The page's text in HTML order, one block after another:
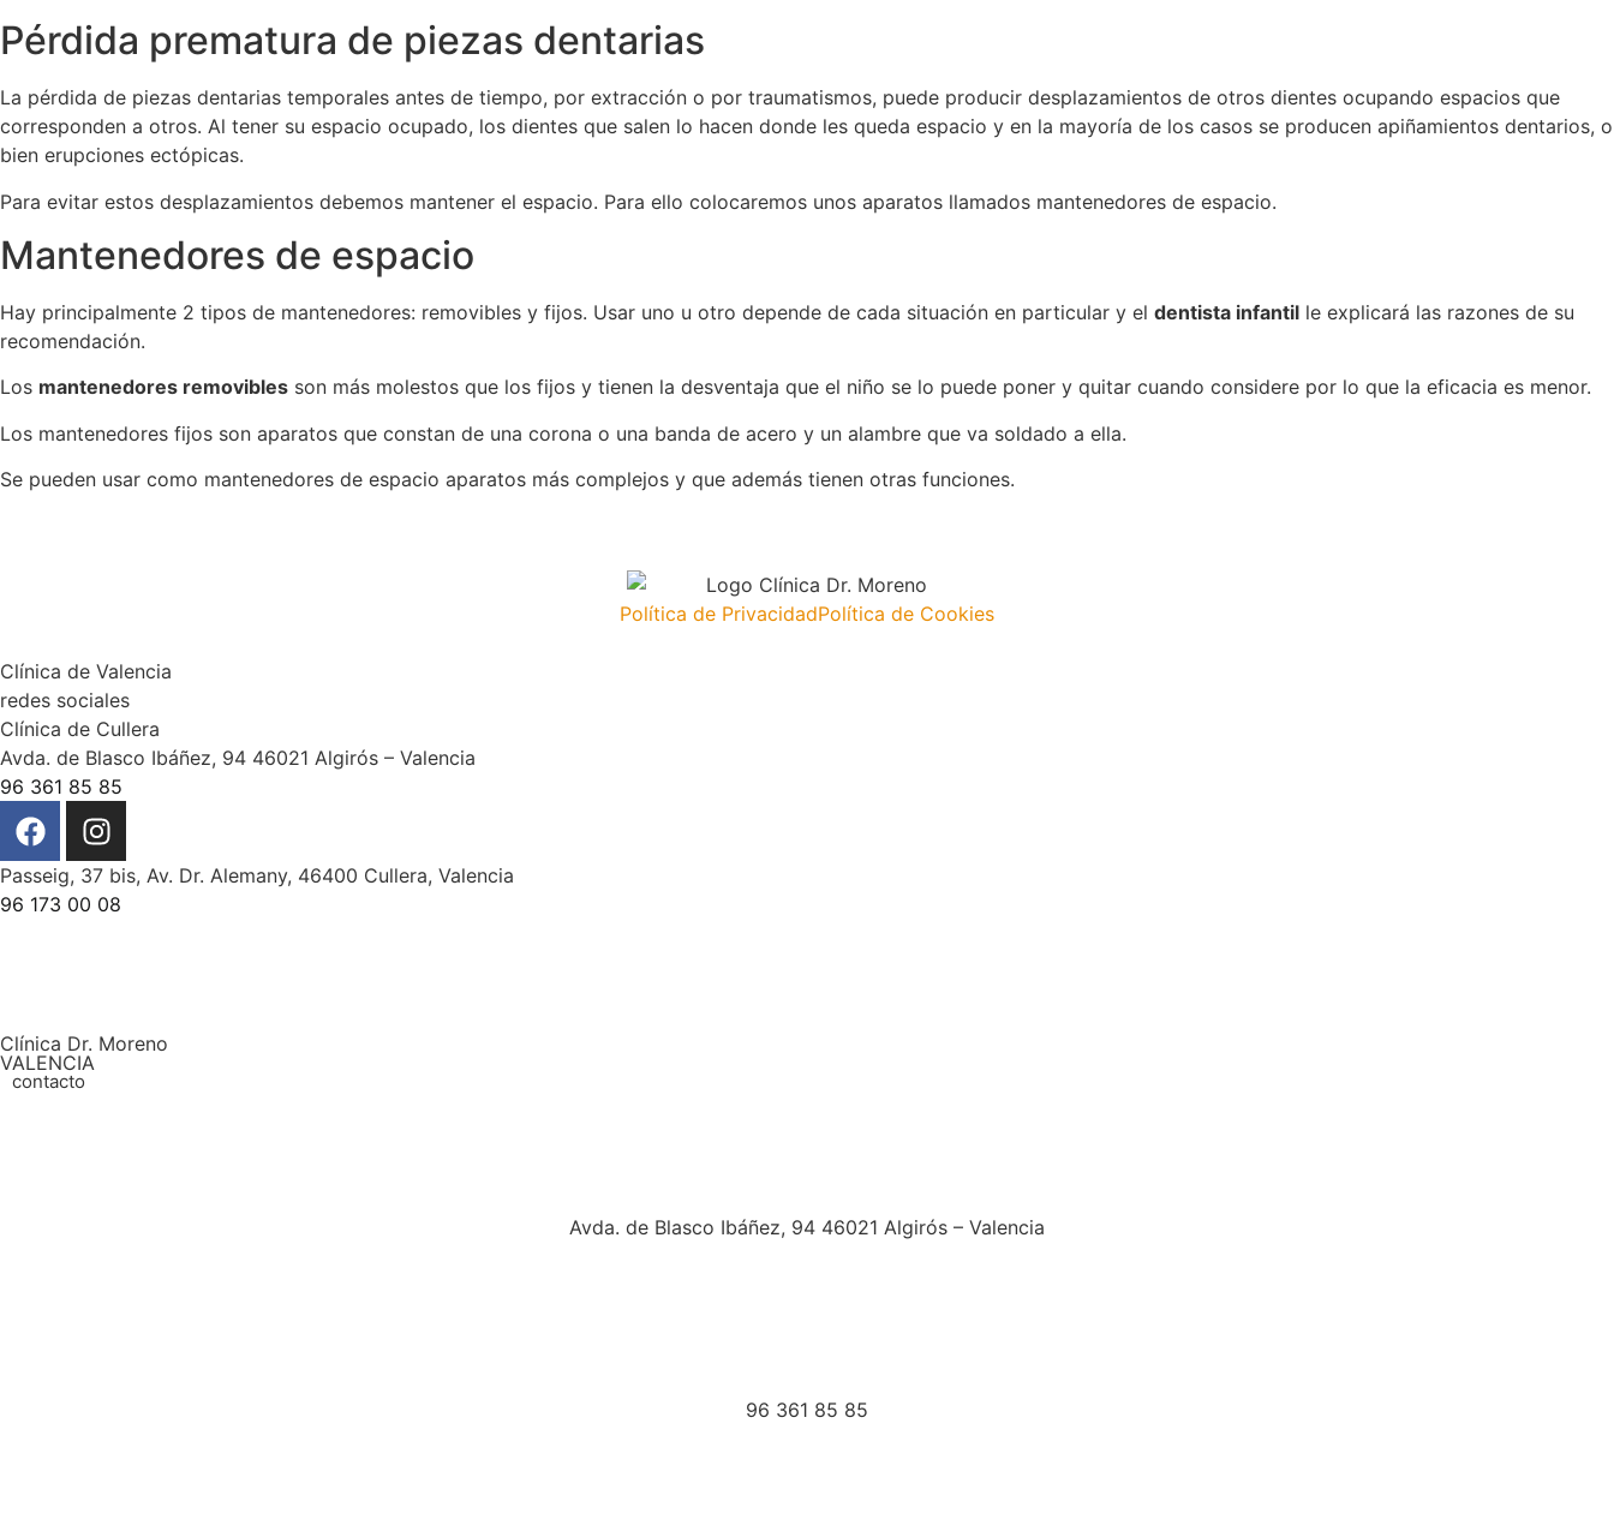
Pérdida prematura de piezas dentarias
La pérdida de piezas dentarias temporales antes de tiempo, por extracción o por traumatismos, puede producir desplazamientos de otros dientes ocupando espacios que
corresponden a otros. Al tener su espacio ocupado, los dientes que salen lo hacen donde les queda espacio y en la mayoría de los casos se producen apiñamientos dentarios, o
bien erupciones ectópicas.
Para evitar estos desplazamientos debemos mantener el espacio. Para ello colocaremos unos aparatos llamados mantenedores de espacio.
Mantenedores de espacio
Hay principalmente 2 tipos de mantenedores: removibles y fijos. Usar uno u otro depende de cada situación en particular y el dentista infantil le explicará las razones de su
recomendación.
Los mantenedores removibles son más molestos que los fijos y tienen la desventaja que el niño se lo puede poner y quitar cuando considere por lo que la eficacia es menor.
Los mantenedores fijos son aparatos que constan de una corona o una banda de acero y un alambre que va soldado a ella.
Se pueden usar como mantenedores de espacio aparatos más complejos y que además tienen otras funciones.
Política de PrivacidadPolítica de Cookies
Clínica de Valencia
redes sociales
Clínica de Cullera
Avda. de Blasco Ibáñez, 94 46021 Algirós – Valencia
96 361 85 85
Passeig, 37 bis, Av. Dr. Alemany, 46400 Cullera, Valencia
96 173 00 08
Clínica Dr. Moreno
VALENCIA
contacto
Avda. de Blasco Ibáñez, 94 46021 Algirós – Valencia
96 361 85 85